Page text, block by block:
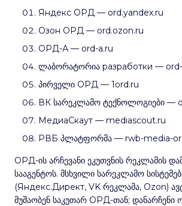
Яндекс ОРД — ord.yandex.ru
Озон ОРД — ord.ozon.ru
ОРД-А — ord-a.ru
ლაბორატორია разработки —
პირველი ОРД — 1ord.ru
ВК სარეკლამო ტექნოლოგიები —
МедиаСкаут — mediascout.ru
РВБ პლატფორმა — rwb-media-
ОРД-ის არჩევანი ეკუთვნის რეკლამის
სააგენტოს. მსხვილი სარეკლამო
(Яндекс.Директ, VK რეკლამა, Ozon)
მუშაობენ საკუთარ ОРД-თან; დანარჩენი